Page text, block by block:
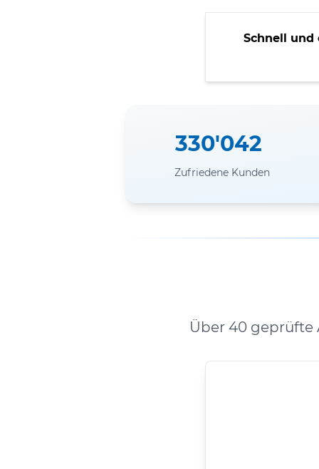
Schnell und
330'042
Zufriedene Kunden
Über 40 geprüfte